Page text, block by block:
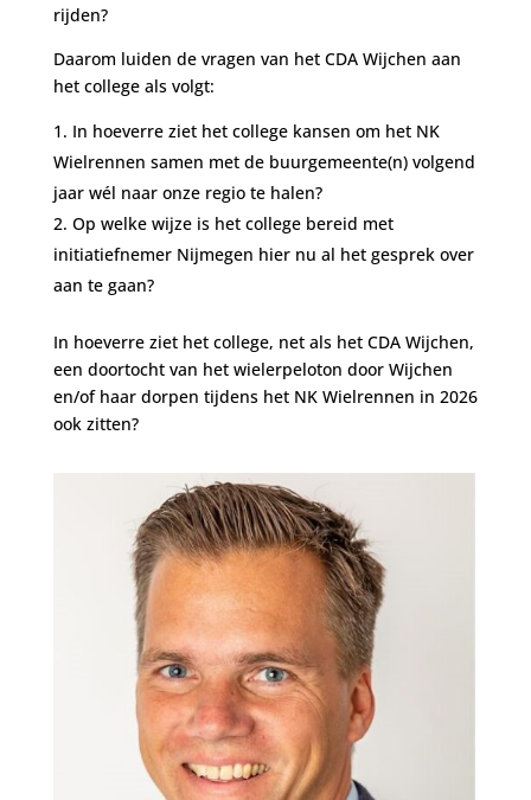
rijden?
Daarom luiden de vragen van het CDA Wijchen aan
het college als volgt:
In hoeverre ziet het college kansen om het NK
Wielrennen samen met de buurgemeente(n) volgend
jaar wél naar onze regio te halen?
Op welke wijze is het college bereid met
initiatiefnemer Nijmegen hier nu al het gesprek over
aan te gaan?
In hoeverre ziet het college, net als het CDA Wijchen,
een doortocht van het wielerpeloton door Wijchen
en/of haar dorpen tijdens het NK Wielrennen in 2026
ook ⁠zitten?